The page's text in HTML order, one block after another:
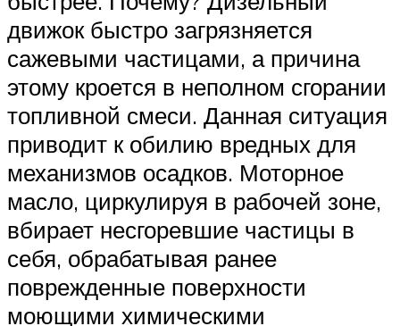
движок быстро загрязняется
сажевыми частицами, а причина
этому кроется в неполном сгорании
топливной смеси. Данная ситуация
приводит к обилию вредных для
механизмов осадков. Моторное
масло, циркулируя в рабочей зоне,
вбирает несгоревшие частицы в
себя, обрабатывая ранее
поврежденные поверхности
моющими химическими